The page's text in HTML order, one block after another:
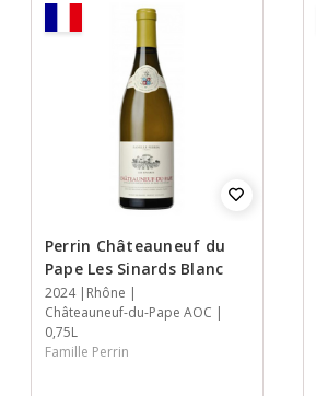
Perrin Châteauneuf du
Pape Les Sinards Blanc
Jaar
2024
StreekRhône
Streek
Châteauneuf-du-Pape AOC
Inhoud
0,75L
Famille Perrin